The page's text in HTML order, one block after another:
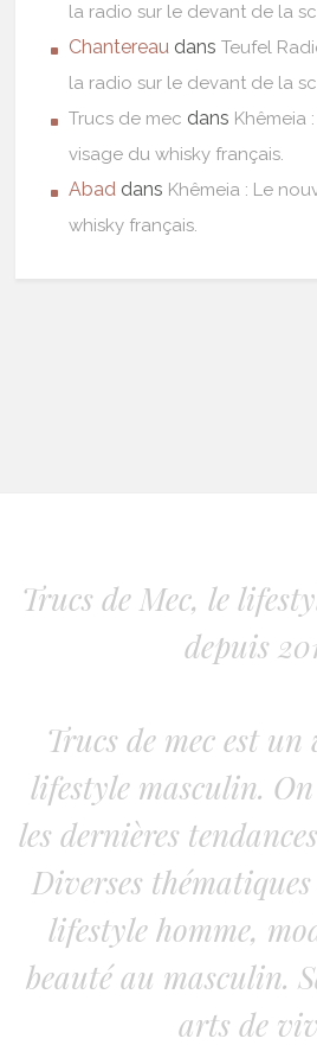
la radio sur le devant de la
Chantereau dansTeufel
la radio sur le devant de la
Trucs de mec dans Khêmeia
visage du whisky français.
Abad dans Khêmeia : Le
whisky français.
Trucs de Mec, le
depuis
Trucs de mec est
lifestyle masculin.
les dernières
Diverses
lifestyle homme,
beauté au masculin.
arts de